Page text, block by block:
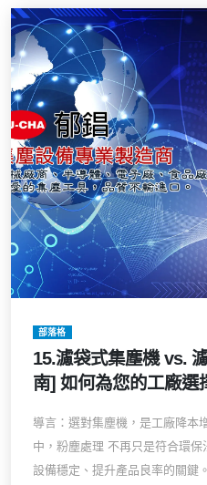
部落格
15.濾袋式集塵機 vs.
南] 如何為您的工廠選
導言：選對集塵機，是工廠降本
中，粉塵處理 不再只是符合環
設備穩定、提升產品良率的關鍵